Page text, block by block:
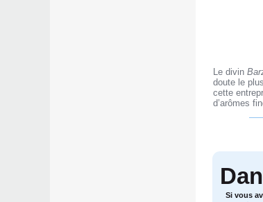
Le divin
doute le
cette
d’arômes
Si vous